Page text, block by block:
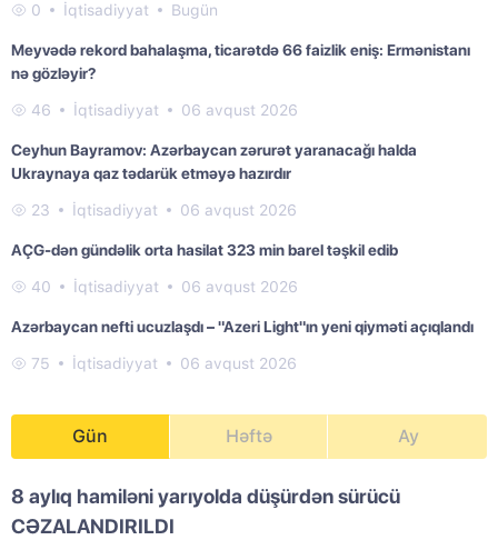
0 İqtisadiyyat Bugün
Meyvədə rekord bahalaşma, ticarətdə 66 faizlik eniş: Ermənistanı
nə gözləyir?
46 İqtisadiyyat 06 avqust 2026
Ceyhun Bayramov: Azərbaycan zərurət yaranacağı halda
Ukraynaya qaz tədarük etməyə hazırdır
23 İqtisadiyyat 06 avqust 2026
AÇG-dən gündəlik orta hasilat 323 min barel təşkil edib
40 İqtisadiyyat 06 avqust 2026
Azərbaycan nefti ucuzlaşdı – "Azeri Light"ın yeni qiyməti açıqlandı
75 İqtisadiyyat 06 avqust 2026
Gün Həftə Ay
8 aylıq hamiləni yarıyolda düşürdən sürücü
CƏZALANDIRILDI